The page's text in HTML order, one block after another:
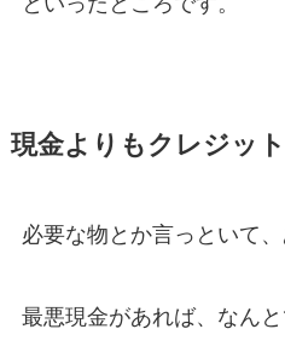
現金よりもクレジッ
必要な物とか言っといて
最悪現金があれば、なんと